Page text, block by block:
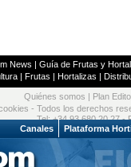
News | Guía de Frutas y
| Frutas | Hortalizas |
Quiénes somos Plan
- Todos los derechos
Tel: +34 93 680 20 27 -
Canales Plataforma